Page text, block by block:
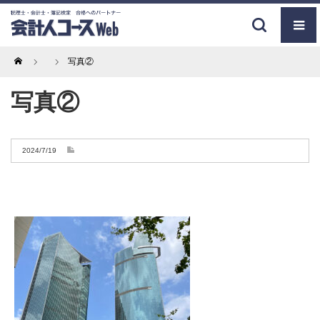
Home 写真②
写真②
2024/7/19